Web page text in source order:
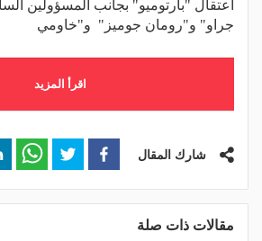
اعتقال "بارتوميو" بجانب المسؤولين
جراو" و"رومان جوميز" و"خاومي
اقرأ المزيد
شارك المقال
مقالات ذات صلة